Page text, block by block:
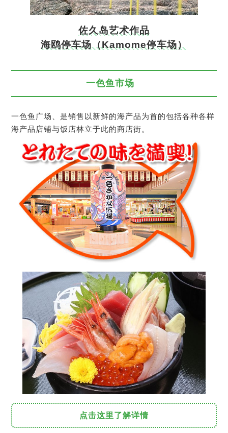
佐久岛艺术作品
海鸥停车场（Kamome停车场）
一色鱼市场
一色鱼广场、是销售以新鲜的海产品为首的包括各种各样
海产品店铺与饭店林立于此的商店街。
点击这里了解详情